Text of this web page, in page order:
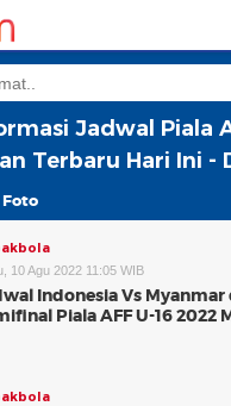
Jadwal Piala
Terbaru Hari Ini -
Foto
10 Agu 2022 11:05 WIB
Indonesia Vs Myanmar
Piala AFF U-16 2022